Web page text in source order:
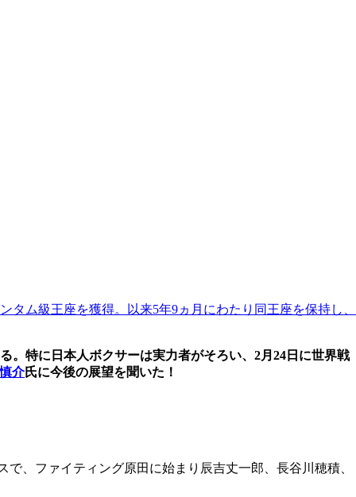
ム級王座を獲得。以来5年9ヵ月にわたり同王座を保持し、
。特に日本人ボクサーは実力者がそろい、2月24日に世界戦
介氏に今後の展望を聞いた！
、ファイティング原田に始まり辰吉丈一郎、長谷川穂積、